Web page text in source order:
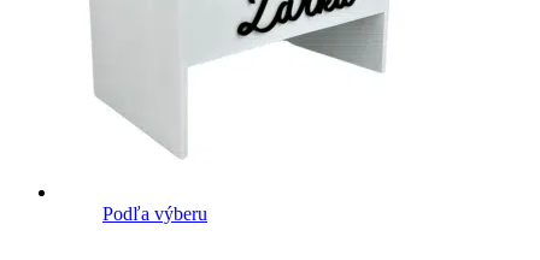
Podľa výberu